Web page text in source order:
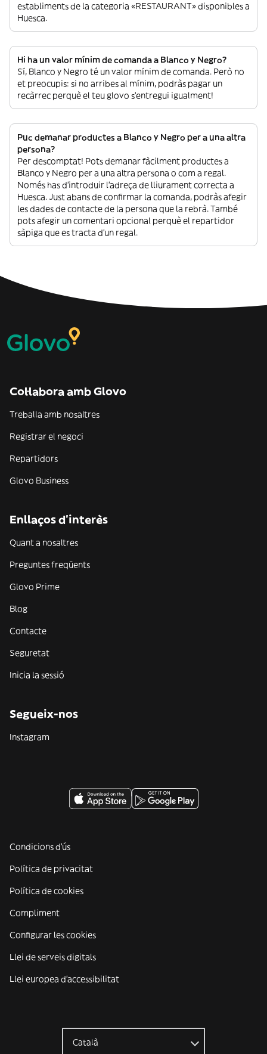
establiments de la categoria «RESTAURANT» disponibles a
Huesca.
Hi ha un valor mínim de comanda a Blanco y Negro?
Sí, Blanco y Negro té un valor mínim de comanda. Però no
et preocupis: si no arribes al mínim, podràs pagar un
recàrrec perquè el teu glovo s’entregui igualment!
Puc demanar productes a Blanco y Negro per a una altra
persona?
Per descomptat! Pots demanar fàcilment productes a
Blanco y Negro per a una altra persona o com a regal.
Només has d’introduir l’adreça de lliurament correcta a
Huesca. Just abans de confirmar la comanda, podràs afegir
les dades de contacte de la persona que la rebrà. També
pots afegir un comentari opcional perquè el repartidor
sàpiga que es tracta d’un regal.
Col·labora amb Glovo
Treballa amb nosaltres
Registrar el negoci
Repartidors
Glovo Business
Enllaços d'interès
Quant a nosaltres
Preguntes freqüents
Glovo Prime
Blog
Contacte
Seguretat
Inicia la sessió
Segueix-nos
Instagram
Condicions d'ús
Política de privacitat
Política de cookies
Compliment
Configurar les cookies
Llei de serveis digitals
Llei europea d'accessibilitat